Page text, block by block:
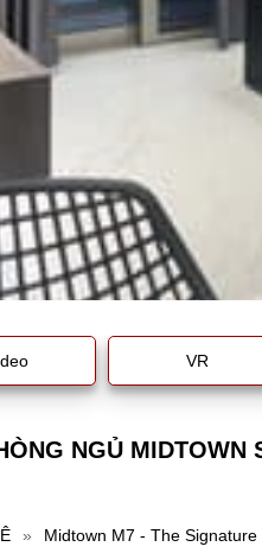
VR
NGỦ
» Midtown M7 - The Signature